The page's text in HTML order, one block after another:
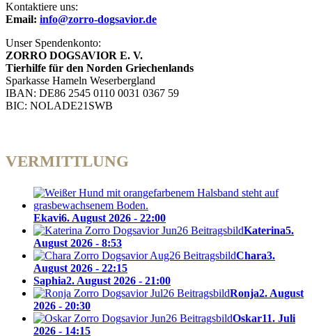
Kontaktiere uns:
Email: info@zorro-dogsavior.de
Unser Spendenkonto:
ZORRO DOGSAVIOR E. V.
Tierhilfe für den Norden Griechenlands
Sparkasse Hameln Weserbergland
IBAN: DE86 2545 0110 0031 0367 59
BIC: NOLADE21SWB
VERMITTLUNG
Ekavi6. August 2026 - 22:00
Katerina5.
August 2026 - 8:53
Chara3.
August 2026 - 22:15
Saphia2. August 2026 - 21:00
Ronja2. August
2026 - 20:30
Oskar11. Juli
2026 - 14:15